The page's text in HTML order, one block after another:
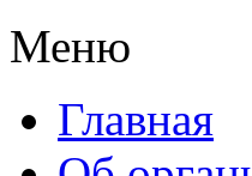
Меню
Главная